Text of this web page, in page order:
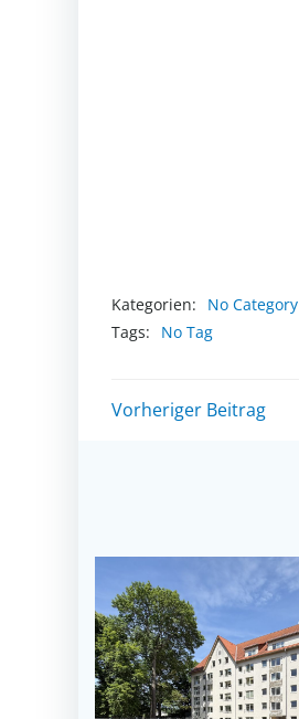
Kategorien:
No Category
Tags:
No Tag
Post
Vorheriger Beitrag